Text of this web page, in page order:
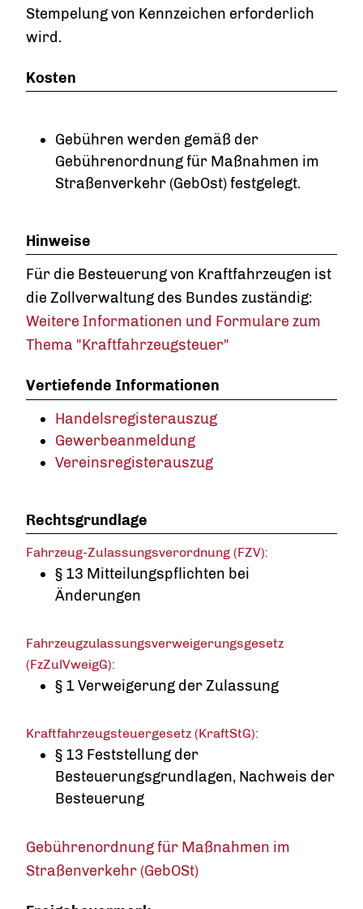
Stempelung von Kennzeichen erforderlich
wird.
Kosten
Gebühren werden gemäß der
Gebührenordnung für Maßnahmen im
Straßenverkehr (GebOst) festgelegt.
Hinweise
Für die Besteuerung von Kraftfahrzeugen ist
die Zollverwaltung des Bundes zuständig:
Weitere Informationen und Formulare zum
Thema "Kraftfahrzeugsteuer"
Vertiefende Informationen
Handelsregisterauszug
Gewerbeanmeldung
Vereinsregisterauszug
Rechtsgrundlage
Fahrzeug-Zulassungsverordnung (FZV):
§ 13 Mitteilungspflichten bei
Änderungen
Fahrzeugzulassungsverweigerungsgesetz
(FzZulVweigG):
§ 1 Verweigerung der Zulassung
Kraftfahrzeugsteuergesetz (KraftStG):
§ 13 Feststellung der
Besteuerungsgrundlagen, Nachweis der
Besteuerung
Gebührenordnung für Maßnahmen im
Straßenverkehr (GebOSt)